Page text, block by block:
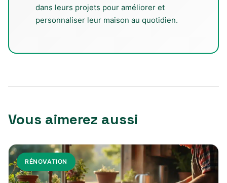
dans leurs projets pour améliorer et
personnaliser leur maison au quotidien.
Vous aimerez aussi
RÉNOVATION